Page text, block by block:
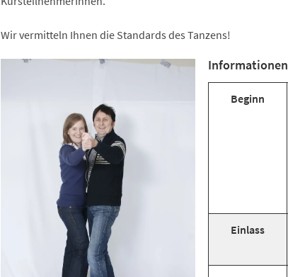
Wir vermitteln Ihnen die Standards des Tanzens!
Informationen
Beginn
Einlass